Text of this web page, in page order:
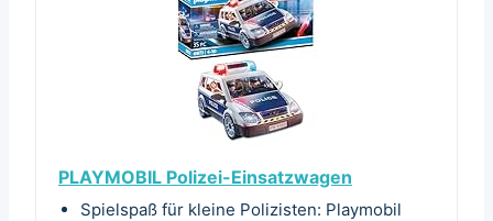
PLAYMOBIL Polizei-Einsatzwagen
Spielspaß für kleine Polizisten: Playmobil